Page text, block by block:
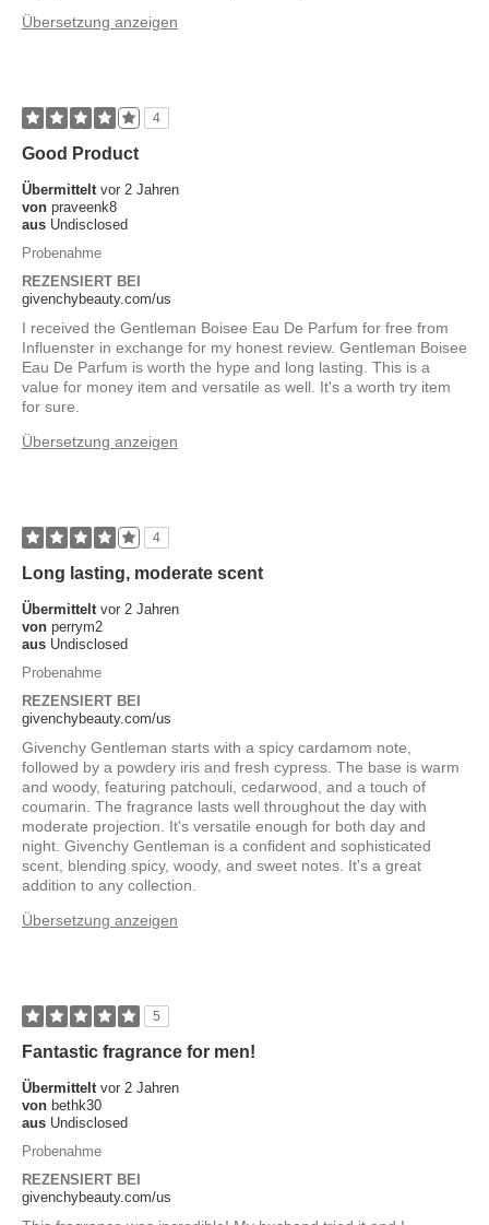
Übersetzung anzeigen
4
Good Product
Übermittelt vor 2 Jahren
von praveenk8
aus Undisclosed
Probenahme
REZENSIERT BEI
givenchybeauty.com/us
I received the Gentleman Boisee Eau De Parfum for free from
Influenster in exchange for my honest review. Gentleman Boisee
Eau De Parfum is worth the hype and long lasting. This is a
value for money item and versatile as well. It's a worth try item
for sure.
Übersetzung anzeigen
4
Long lasting, moderate scent
Übermittelt vor 2 Jahren
von perrym2
aus Undisclosed
Probenahme
REZENSIERT BEI
givenchybeauty.com/us
Givenchy Gentleman starts with a spicy cardamom note,
followed by a powdery iris and fresh cypress. The base is warm
and woody, featuring patchouli, cedarwood, and a touch of
coumarin. The fragrance lasts well throughout the day with
moderate projection. It's versatile enough for both day and
night. Givenchy Gentleman is a confident and sophisticated
scent, blending spicy, woody, and sweet notes. It's a great
addition to any collection.
Übersetzung anzeigen
5
Fantastic fragrance for men!
Übermittelt vor 2 Jahren
von bethk30
aus Undisclosed
Probenahme
REZENSIERT BEI
givenchybeauty.com/us